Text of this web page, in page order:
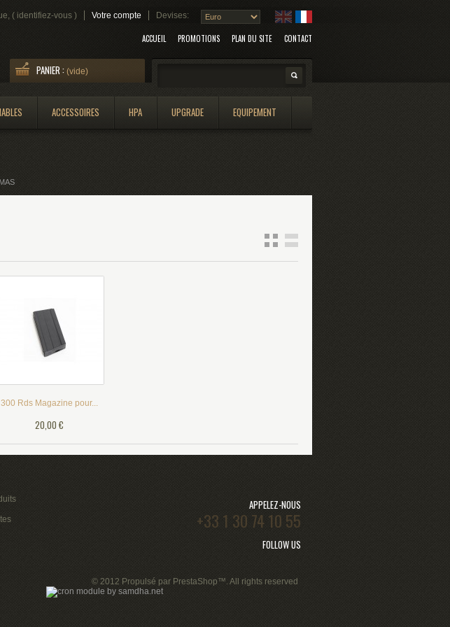
Devises:
( identifiez-vous ) Votre compte
PANIER : (vide)
ACCUEIL PROMOTIONS PLAN DU SITE CONTACT
ACCESSOIRES HPA UPGRADE EQUIPEMENT
300 Rds Magazine pour...
20,00 €
© 2012 Propulsé par PrestaShop™. All rights reserved
APPELEZ-NOUS
+33 1 30 74 10 55
FOLLOW US